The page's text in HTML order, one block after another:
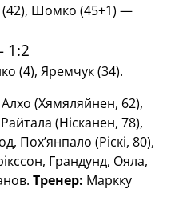
(42), Шомко (45+1) —
1:2
(4), Яремчук (34).
(Хямяляйнен, 62),
(Нісканен, 78),
Пох’янпало (Ріскі, 80),
Грандунд, Ояла,
Тренер: Маркку